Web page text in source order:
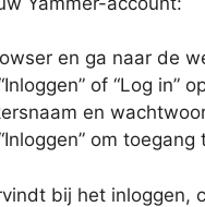
en ga naar de
of “Log in”
en
om
bij het inloggen,